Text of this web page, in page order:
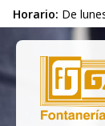
Horario: De